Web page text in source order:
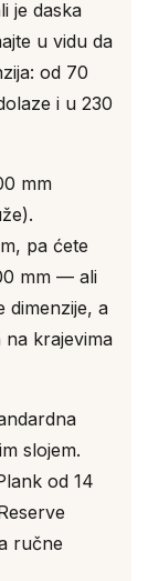
je daska
u vidu da
od 70
i u 230
mm
pa ćete
mm — ali
dimenzije, a
na krajevima
slojem.
od 14
ručne